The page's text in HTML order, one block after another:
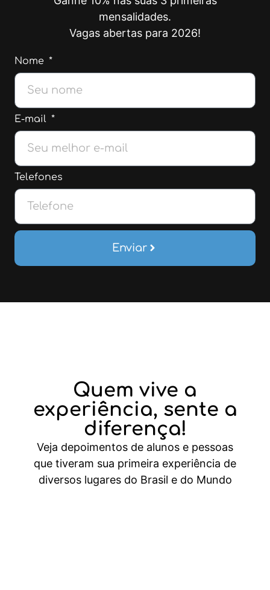
mensalidades.
Vagas abertas para 2026!
Nome
E-mail
Telefones
Enviar
Quem vive a
experiência, sente a
diferença!
Veja depoimentos de alunos e pessoas
que tiveram sua primeira experiência de
diversos lugares do Brasil e do Mundo